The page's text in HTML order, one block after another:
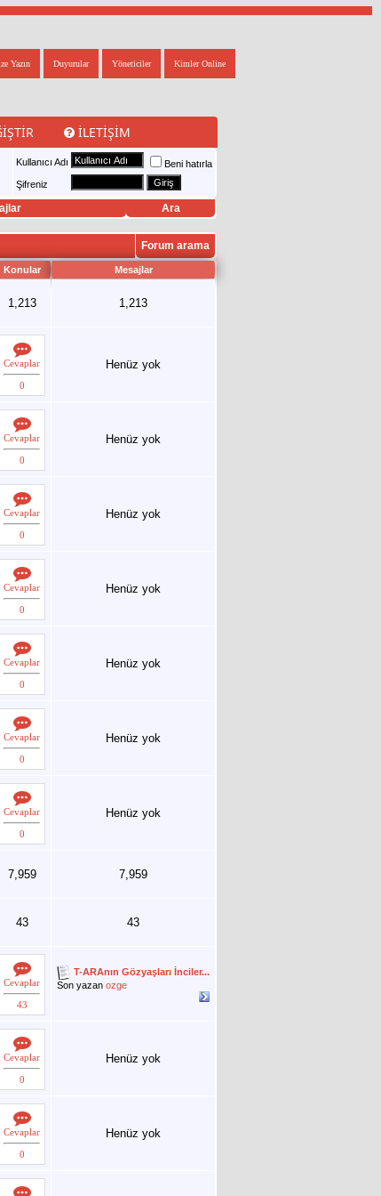
Kimler Online
Yöneticiler
Duyurular
Yazın
İLETIŞIM
Kullanıcı Adı
Beni hatırla
Şifreniz
Ara
Forum arama
Konular Mesajlar
1,213 1,213
Cevaplar
0
Henüz yok
Cevaplar
0
Henüz yok
Cevaplar
0
Henüz yok
Cevaplar
0
Henüz yok
Cevaplar
0
Henüz yok
Cevaplar
0
Henüz yok
Cevaplar
0
Henüz yok
7,959 7,959
43 43
Cevaplar
43
T-ARAnın Gözyaşları İnciler...
Son yazan ozge
Cevaplar
0
Henüz yok
Cevaplar
0
Henüz yok